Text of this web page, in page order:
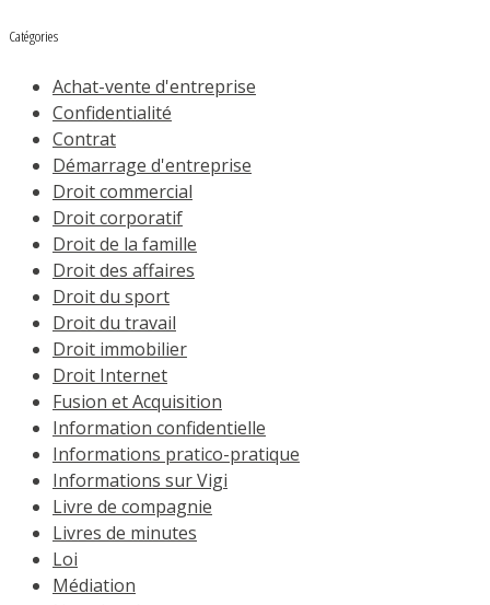
Catégories
Achat-vente d'entreprise
Confidentialité
Contrat
Démarrage d'entreprise
Droit commercial
Droit corporatif
Droit de la famille
Droit des affaires
Droit du sport
Droit du travail
Droit immobilier
Droit Internet
Fusion et Acquisition
Information confidentielle
Informations pratico-pratique
Informations sur Vigi
Livre de compagnie
Livres de minutes
Loi
Médiation